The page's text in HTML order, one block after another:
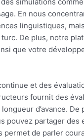
En nous
linguistiques,
De plus, notre
que votre
et des
fournit des
d’avance.
pouvez partager des
permet de parler